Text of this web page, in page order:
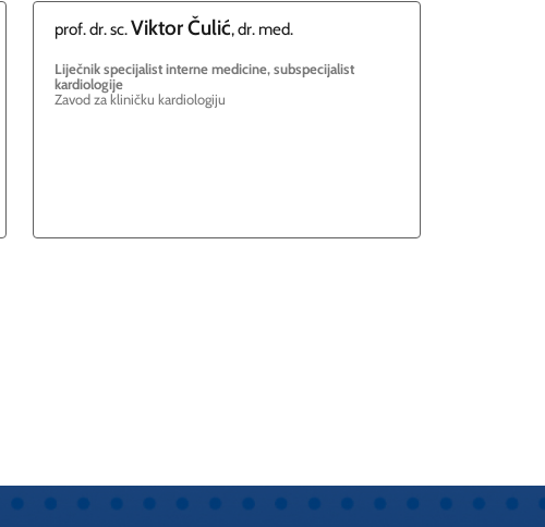
prof. dr. sc.ViktorČulić, dr. med.
Liječnik specijalist interne medicine, subspecijalist
kardiologije
Zavod za kliničku kardiologiju